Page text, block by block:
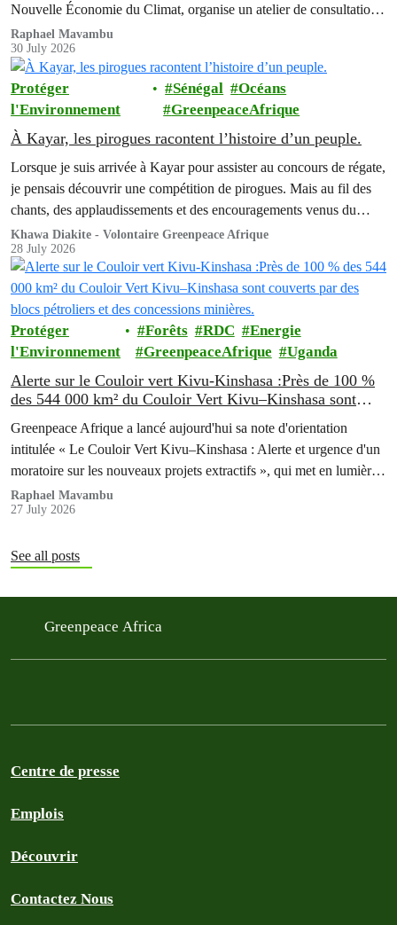
Nouvelle Économie du Climat, organise un atelier de consultation
multipartite de deux jours afin de faire progresser les réformes
politiques destinées à lutter contre la crise grandissante de la
pollution liée aux emballages plastiques en République
Démocratique du Congo (RDC).
Raphael Mavambu
30 July 2026
Protéger
l'Environnement
Sénégal
Océans
GreenpeaceAfrique
À Kayar, les pirogues racontent l’histoire d’un peuple.
Lorsque je suis arrivée à Kayar pour assister au concours de régate,
je pensais découvrir une compétition de pirogues. Mais au fil des
chants, des applaudissements et des encouragements venus du
rivage, j’ai compris que ce qui se jouait devant moi allait bien au-
delà d’une simple course.
Khawa Diakite - Volontaire Greenpeace Afrique
28 July 2026
Protéger
l'Environnement
Forêts RDC
Energie
GreenpeaceAfrique
Uganda
Alerte sur le Couloir vert Kivu-Kinshasa :Près de 100 %
des 544 000 km² du Couloir Vert Kivu–Kinshasa sont
couverts par des blocs pétroliers et des concessions
minières.
Greenpeace Afrique a lancé aujourd'hui sa note d'orientation
intitulée « Le Couloir Vert Kivu–Kinshasa : Alerte et urgence d'un
moratoire sur les nouveaux projets extractifs », qui met en lumière
les profondes contradictions entre l'ambitieux programme de
conservation de la République Démocratique du Congo (RDC) et
Raphael Mavambu
27 July 2026
See all posts
Greenpeace Africa
Centre de presse
Emplois
Découvrir
Contactez Nous